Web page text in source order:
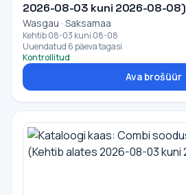
2026-08-03 kuni 2026-08-08)
Wasgau · Saksamaa
Kehtib 08-03 kuni 08-08
Uuendatud 6 päeva tagasi
Kontrollitud
Ava brošüür